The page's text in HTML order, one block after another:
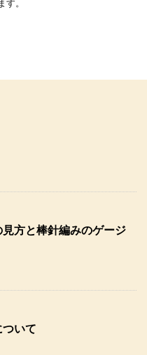
す。
方と棒針編みのゲージ
いて